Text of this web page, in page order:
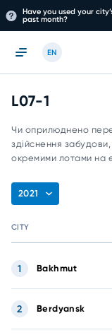
Have you used your
past month?
EN
L07-1
Чи оприлюднено
здійснення
окремими лотами на
2021
CITY
Bakhmut
1
Berdyansk
2